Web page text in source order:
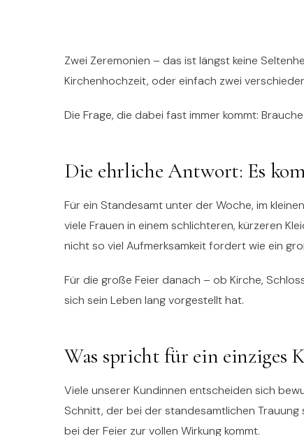
Zwei Zeremonien – das ist längst keine
Kirchenhochzeit, oder einfach zwei
Die Frage, die dabei fast immer kommt:
Die ehrliche Antwort: Es
Für ein Standesamt unter der Woche, im
viele Frauen in einem schlichteren, kürzeren
nicht so viel Aufmerksamkeit fordert wie ein
Für die große Feier danach – ob Kirche,
sich sein Leben lang vorgestellt hat.
Was spricht für ein einziges
Viele unserer Kundinnen entscheiden sich
Schnitt, der bei der standesamtlichen
bei der Feier zur vollen Wirkung kommt.